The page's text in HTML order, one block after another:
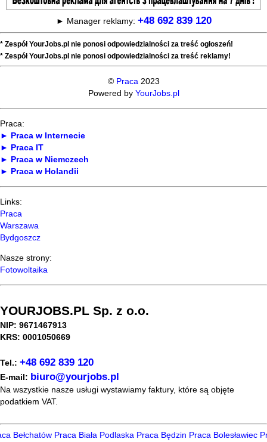
► Manager reklamy: +48 692 839 120
* Zespół YourJobs.pl nie ponosi odpowiedzialności za treść ogłoszeń!
* Zespół YourJobs.pl nie ponosi odpowiedzialności za treść reklamy!
© Praca2023
Powered by YourJobs.pl
Praca:
► Praca w Internecie
► Praca IT
► Praca w Niemczech
► Praca w Holandii
Links:
Praca
Warszawa
Bydgoszcz
Nasze strony:
Fotowoltaika
YOURJOBS.PL Sp. z o.o.
NIP: 9671467913
KRS: 0001050669
Tel.: +48 692 839 120
E-mail: biuro@yourjobs.pl
Na wszystkie nasze usługi wystawiamy faktury, które są objęte
podatkiem VAT.
Bełchatów Praca Biała Podlaska Praca Będzin Praca Bolesławiec